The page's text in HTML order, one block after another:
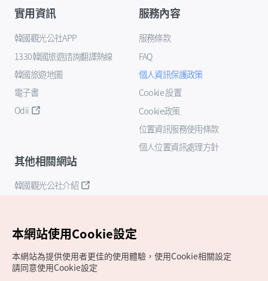
實用資訊
韓國觀光公社APP
1330韓國旅遊諮詢翻譯熱線
韓國旅遊地圖
電子書
Odii
服務內容
服務條款
FAQ
個人資訊保護政策
Cookie 設置
Cookie政策
位置資訊服務使用條款
個人位置資訊處理方針
其他相關網站
韓國觀光公社介紹
本網站使用Cookie設定
本網站為提供使用者更佳的使用體驗，使用Cookie相關設定
請同意使用Cookie設定